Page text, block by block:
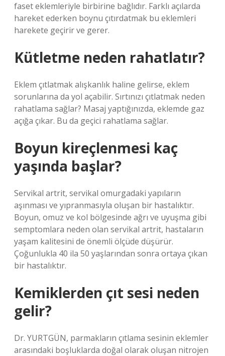
faset eklemleriyle birbirine bağlıdır. Farklı açılarda
hareket ederken boynu çıtırdatmak bu eklemleri
harekete geçirir ve gerer.
Kütletme neden rahatlatır?
Eklem çıtlatmak alışkanlık haline gelirse, eklem
sorunlarına da yol açabilir. Sırtınızı çıtlatmak neden
rahatlama sağlar? Masaj yaptığınızda, eklemde gaz
açığa çıkar. Bu da geçici rahatlama sağlar.
Boyun kireçlenmesi kaç
yaşında başlar?
Servikal artrit, servikal omurgadaki yapıların
aşınması ve yıpranmasıyla oluşan bir hastalıktır.
Boyun, omuz ve kol bölgesinde ağrı ve uyuşma gibi
semptomlara neden olan servikal artrit, hastaların
yaşam kalitesini de önemli ölçüde düşürür.
Çoğunlukla 40 ila 50 yaşlarından sonra ortaya çıkan
bir hastalıktır.
Kemiklerden çıt sesi neden
gelir?
Dr. YURTGÜN, parmakların çıtlama sesinin eklemler
arasındaki boşluklarda doğal olarak oluşan nitrojen